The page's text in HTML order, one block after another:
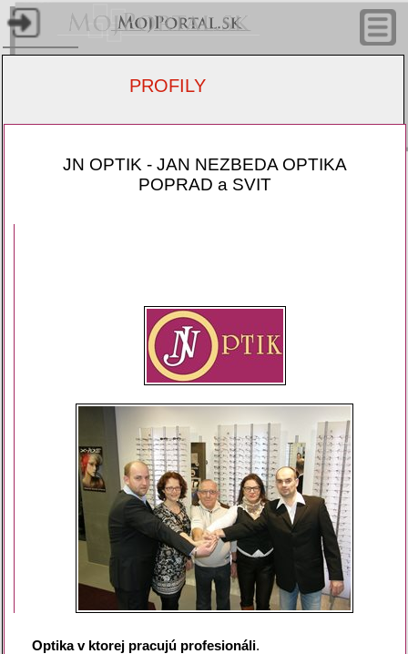
PROFILY
JN OPTIK - JAN NEZBEDA OPTIKA
POPRAD a SVIT
Optika v ktorej pracujú profesionáli.